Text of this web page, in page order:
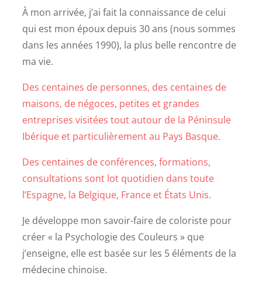
À mon arrivée, j’ai fait la connaissance de celui
qui est mon époux depuis 30 ans (nous sommes
dans les années 1990), la plus belle rencontre de
ma vie.
Des centaines de personnes, des centaines de
maisons, de négoces, petites et grandes
entreprises visitées tout autour de la Péninsule
Ibérique et particulièrement au Pays Basque.
Des centaines de conférences, formations,
consultations sont lot quotidien dans toute
l’Espagne, la Belgique, France et États Unis.
Je développe mon savoir-faire de coloriste pour
créer « la Psychologie des Couleurs » que
j’enseigne, elle est basée sur les 5 éléments de la
médecine chinoise.